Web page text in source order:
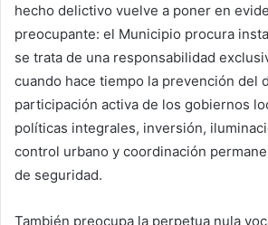
hecho delictivo vuelve a poner en
preocupante: el Municipio procura
se trata de una responsabilidad
cuando hace tiempo la prevención del
participación activa de los gobiernos
políticas integrales, inversión,
control urbano y coordinación
de seguridad.
También preocupa la perpetua nula